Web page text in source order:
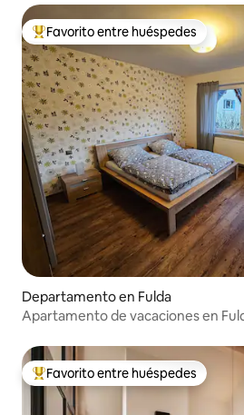
De los mejores en Favorito entre
Favorito entre huéspedes
Departamento en Fulda
Apartamento de vacaciones en
De los mejores en Favorito entre
Favorito entre huéspedes